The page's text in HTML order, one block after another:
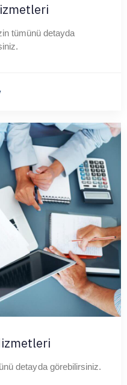
tümünü detayda
detayda görebilirsiniz.